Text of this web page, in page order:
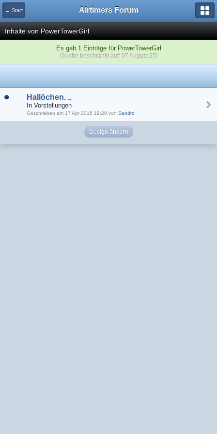
← Start Airtimers Forum
Inhalte von PowerTowerGirl
Es gab 1 Einträge für PowerTowerGirl
(Suche beschränkt auf: 07 August 25)
Hallöchen. ..
In Vorstellungen
Geschrieben am 17 Apr 2015 19:28 von Sandro
Design ändern